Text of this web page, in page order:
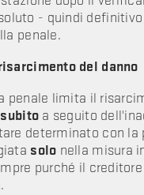
- quindi
penale.
del danno
penale limita il
a seguito
determinato con la
solo nella misura
purché il